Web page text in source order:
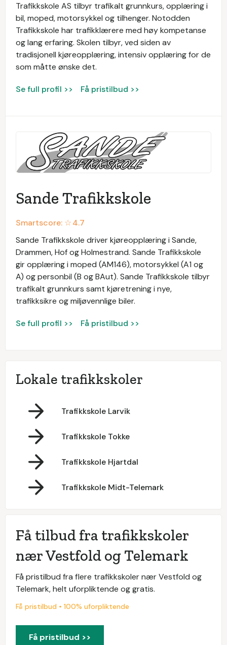
Trafikkskole AS tilbyr trafikalt grunnkurs, opplæring i
bil, moped, motorsykkel og tilhenger. Notodden
Trafikkskole har trafikklærere med høy kompetanse
og lang erfaring. Skolen tilbyr, ved siden av
tradisjonell kjøreopplæring, intensiv opplæring for de
som måtte ønske det.
Se full profil >> Få pristilbud >>
Sande Trafikkskole
Smartscore: ☆4.7
Sande Trafikkskole driver kjøreopplæring i Sande,
Drammen, Hof og Holmestrand. Sande Trafikkskole
gir opplæring i moped (AM146), motorsykkel (A1 og
A) og personbil (B og BAut). Sande Trafikkskole tilbyr
trafikalt grunnkurs samt kjøretrening i nye,
trafikksikre og miljøvennlige biler.
Se full profil >> Få pristilbud >>
Lokale trafikkskoler
Trafikkskole Larvik
Trafikkskole Tokke
Trafikkskole Hjartdal
Trafikkskole Midt-Telemark
Få tilbud fra trafikkskoler
nær Vestfold og Telemark
Få pristilbud fra flere trafikkskoler nær Vestfold og
Telemark, helt uforpliktende og gratis.
Få pristilbud • 100% uforpliktende
Få pristilbud >>